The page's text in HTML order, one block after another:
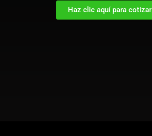
Haz clic aquí para cotizar